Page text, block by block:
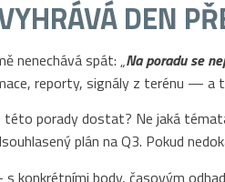
DEN
nenechává spát: „Na poradu se
reporty, signály z terénu —
porady dostat? Ne jaká
plán na Q3. Pokud
body, časovým